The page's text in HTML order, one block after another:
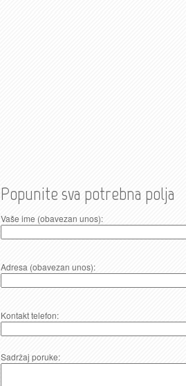
Popunite sva potrebna polja
Vaše ime (obavezan unos):
Adresa (obavezan unos):
Kontakt telefon:
Sadržaj poruke: